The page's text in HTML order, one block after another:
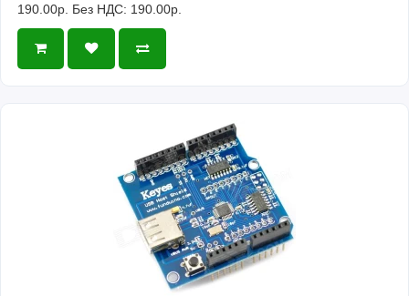
190.00р. Без НДС: 190.00р.